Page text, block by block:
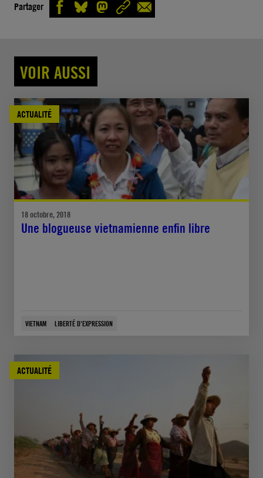
Partager
VOIR AUSSI
ACTUALITÉ
18 octobre, 2018
Une blogueuse vietnamienne enfin libre
VIETNAM LIBERTÉ D'EXPRESSION
ACTUALITÉ